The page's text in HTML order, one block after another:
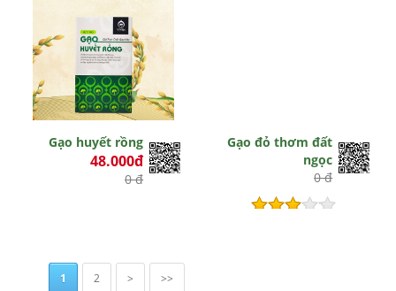
Gạo huyết rồng
48.000đ
0 đ
Gạo đỏ thơm đất
ngọc
0 đ
1 2 > >>